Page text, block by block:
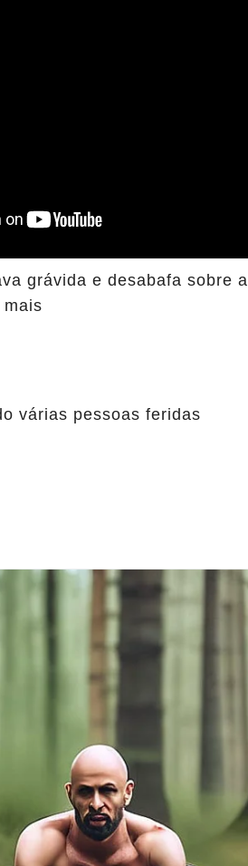
grávida e desabafa sobre a
mais
várias pessoas feridas